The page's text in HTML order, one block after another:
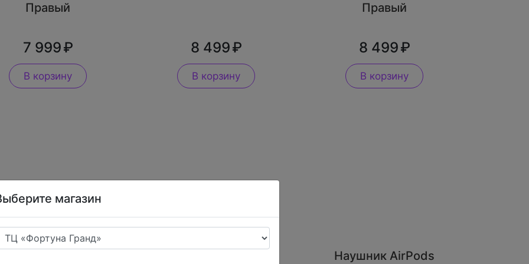
магазин
Правый
7 999
В корзину
8 499
В корзину
Правый
8 499
В корзину
Наушник AirPods